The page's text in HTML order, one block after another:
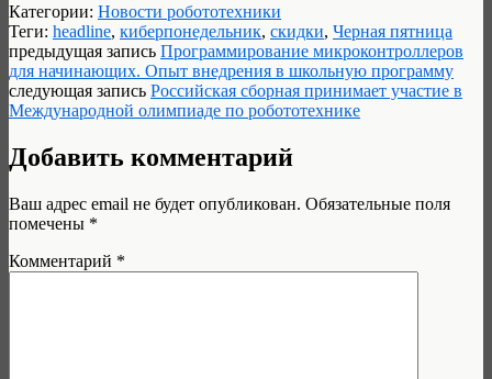
Категории: Новости робототехники
Теги: headline, киберпонедельник, скидки, Черная пятница
предыдущая запись Программирование микроконтроллеров
для начинающих. Опыт внедрения в школьную программу
следующая запись Российская сборная принимает участие в
Международной олимпиаде по робототехнике
Добавить комментарий
Ваш адрес email не будет опубликован. Обязательные поля
помечены *
Комментарий *